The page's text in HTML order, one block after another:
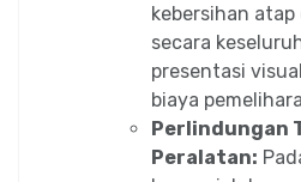
kebersihan
secara
presentasi
biaya
Perlindungan
Peralatan: